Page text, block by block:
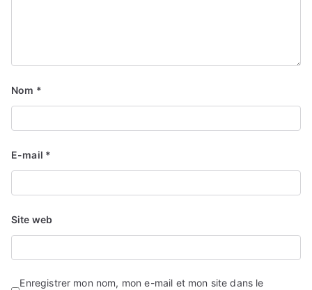
Nom *
E-mail *
Site web
Enregistrer mon nom, mon e-mail et mon site dans le